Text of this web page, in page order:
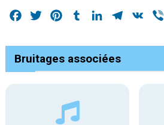
Facebook
Twitter PinterestTumblrLinkedInTelegram
VK
Bruitages associées